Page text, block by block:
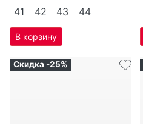
41 42 43 44
Скидка -25%